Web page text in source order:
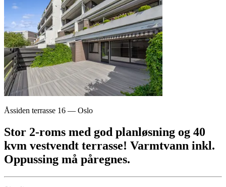
Åssiden terrasse 16 — Oslo
Stor 2-roms med god planløsning og 40
kvm vestvendt terrasse! Varmtvann inkl.
Oppussing må påregnes.